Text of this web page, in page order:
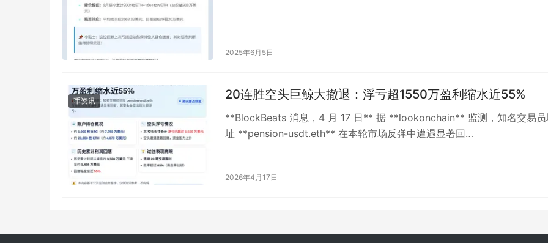
2025年6月5日
币资讯 20连胜空头巨鲸大撤退：浮亏超1550万盈利缩水近55%
**BlockBeats 消息，4 月 17 日** 据 **lookonchain** 监测，知名交易员
址 **pension-usdt.eth** 在本轮市场反弹中遭遇显著回…
2026年4月17日